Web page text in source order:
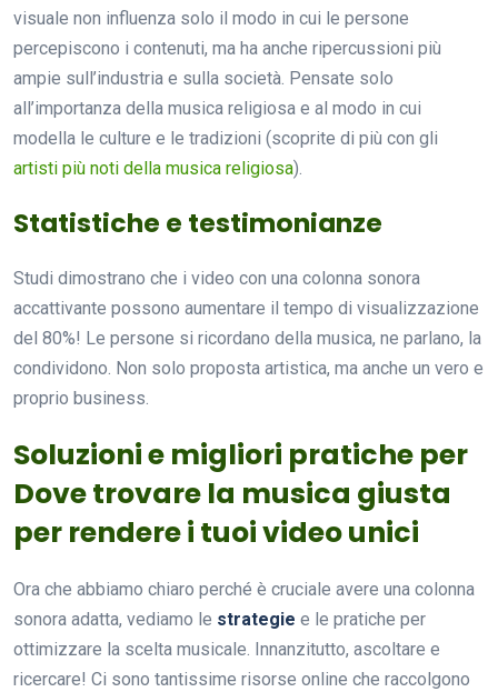
visuale non influenza solo il modo in cui le persone
percepiscono i contenuti, ma ha anche ripercussioni più
ampie sull’industria e sulla società. Pensate solo
all’importanza della musica religiosa e al modo in cui
modella le culture e le tradizioni (scoprite di più con gli
artisti più noti della musica religiosa).
Statistiche e testimonianze
Studi dimostrano che i video con una colonna sonora
accattivante possono aumentare il tempo di visualizzazione
del 80%! Le persone si ricordano della musica, ne parlano, la
condividono. Non solo proposta artistica, ma anche un vero e
proprio business.
Soluzioni e migliori pratiche per
Dove trovare la musica giusta
per rendere i tuoi video unici
Ora che abbiamo chiaro perché è cruciale avere una colonna
sonora adatta, vediamo le strategie e le pratiche per
ottimizzare la scelta musicale. Innanzitutto, ascoltare e
ricercare! Ci sono tantissime risorse online che raccolgono